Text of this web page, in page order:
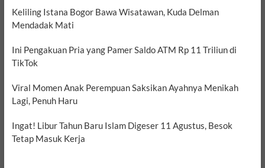
Keliling Istana Bogor Bawa Wisatawan, Kuda Delman
Mendadak Mati
Ini Pengakuan Pria yang Pamer Saldo ATM Rp 11 Triliun di
TikTok
Viral Momen Anak Perempuan Saksikan Ayahnya Menikah
Lagi, Penuh Haru
Ingat! Libur Tahun Baru Islam Digeser 11 Agustus, Besok
Tetap Masuk Kerja